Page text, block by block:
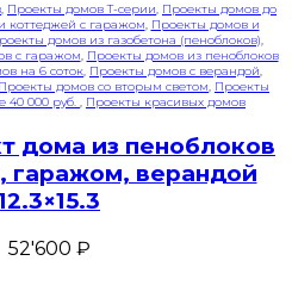
, Проекты домов T-серии, Проекты домов до
коттеджей с гаражом, Проекты домов и
домов из газобетона (пеноблоков),
с гаражом, Проекты домов из пеноблоков
на 6 соток, Проекты домов с верандой,
Проекты домов со вторым светом, Проекты
40 000 руб. , Проекты красивых домов
дома из пеноблоков
гаражом, верандой
52'600 ₽